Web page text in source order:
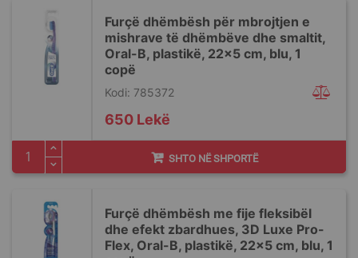
Furçë dhëmbësh për mbrojtjen e
mishrave të dhëmbëve dhe smaltit,
Oral-B, plastikë, 22x5 cm, blu, 1
copë
Kodi: 785372
650 Lekë
SHTO NË SHPORTË
Furçë dhëmbësh me fije fleksibël
dhe efekt zbardhues, 3D Luxe Pro-
Flex, Oral-B, plastikë, 22x5 cm, blu, 1